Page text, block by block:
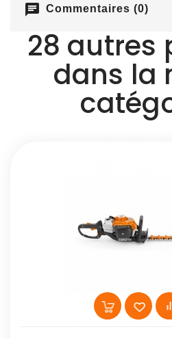
chat Commentaires (0)
28 autres
dans la